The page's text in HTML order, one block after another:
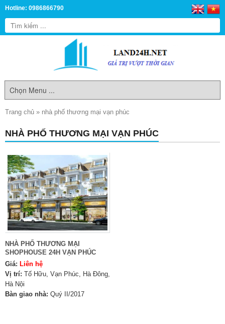
Hotline: 0986866790
Trang chủ » nhà phố thương mại vạn phúc
NHÀ PHỐ THƯƠNG MẠI VẠN PHÚC
NHÀ PHỐ THƯƠNG MẠI
SHOPHOUSE 24H VẠN PHÚC
Giá: Liên hệ
Vị trí: Tố Hữu, Vạn Phúc, Hà Đông,
Hà Nội
Bàn giao nhà: Quý II/2017